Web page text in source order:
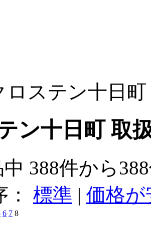
ロステン十日
ン十日町 取
388件から
標準 | 価格が
6 7 8